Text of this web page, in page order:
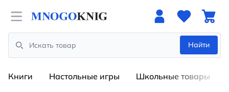
Open menu
Search
Найти
Книги Настольные игры Школьные товары